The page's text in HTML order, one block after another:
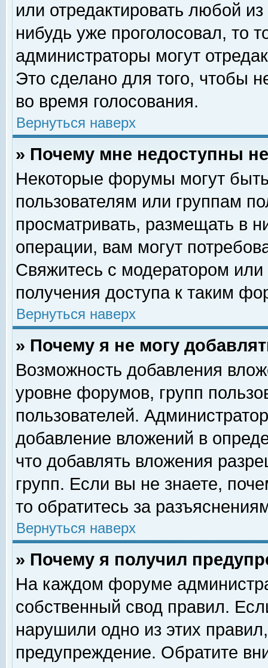
или отредактировать любой
нибудь уже проголосовал, то
администраторы могут
Это сделано для того, чтобы
во время голосования.
Вернуться наверх
» Почему мне недоступны
Некоторые форумы могут
пользователям или группам
просматривать, размещать в
операции, вам могут
Свяжитесь с модератором
получения доступа к таким
Вернуться наверх
» Почему я не могу
Возможность добавления
уровне форумов, групп
пользователей.
добавление вложений в
что добавлять вложения
групп. Если вы не знаете,
то обратитесь за
Вернуться наверх
» Почему я получил
На каждом форуме
собственный свод правил.
нарушили одно из этих
предупреждение. Обратите